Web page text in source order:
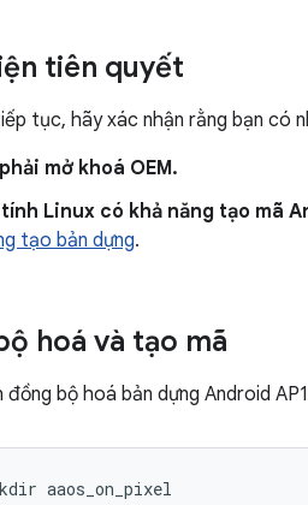
tiên quyết
tục, hãy xác nhận rằng bạn có
mở khoá OEM.
Linux có khả năng tạo mã
tạo bản dựng.
hoá và tạo mã
đồng bộ hoá bản dựng Android
aaos_on_pixel